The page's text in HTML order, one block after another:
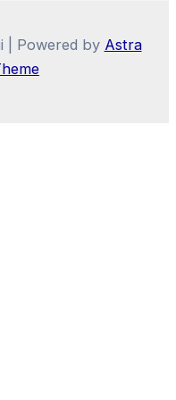
| Powered by Astra